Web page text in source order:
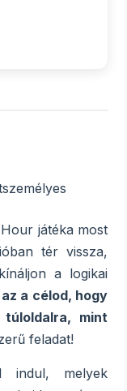
játéka most
tér vissza,
a logikai
a célod, hogy
mint
feladat!
indul, melyek